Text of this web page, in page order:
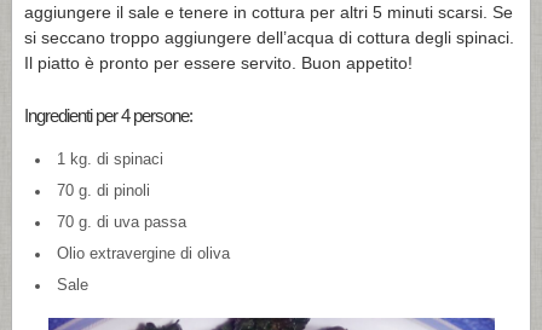
aggiungere il sale e tenere in cottura per altri 5 minuti scarsi. Se
si seccano troppo aggiungere dell’acqua di cottura degli spinaci.
Il piatto è pronto per essere servito. Buon appetito!
Ingredienti per 4 persone:
1 kg. di spinaci
70 g. di pinoli
70 g. di uva passa
Olio extravergine di oliva
Sale